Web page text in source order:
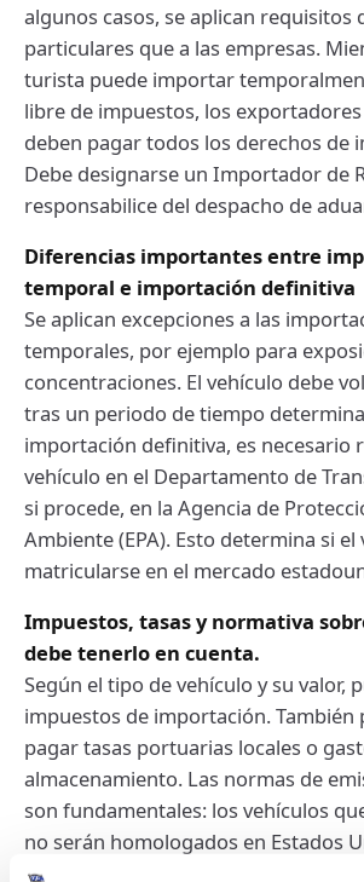
algunos casos, se aplican requisitos
particulares que a las empresas.
turista puede importar
libre de impuestos, los
deben pagar todos los derechos de
Debe designarse un Importador de
responsabilice del despacho de
Diferencias importantes entre
temporal e importación definitiva
Se aplican excepciones a las
temporales, por ejemplo para
concentraciones. El vehículo debe
tras un periodo de tiempo
importación definitiva, es necesario
vehículo en el Departamento de
si procede, en la Agencia de
Ambiente (EPA). Esto determina si
matricularse en el mercado
Impuestos, tasas y normativa
debe tenerlo en cuenta.
Según el tipo de vehículo y su valor,
impuestos de importación. También
pagar tasas portuarias locales o
almacenamiento. Las normas de
son fundamentales: los vehículos
no serán homologados en Estados
conviene comprobar de antemano